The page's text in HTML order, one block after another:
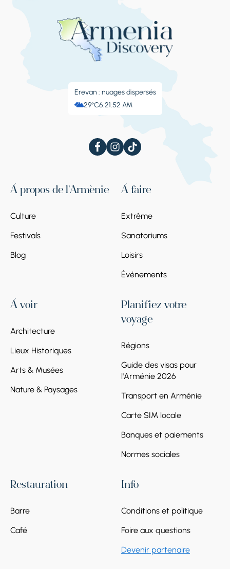
Erevan : nuages ​​dispersés
29°C6:21:53 AM
À propos de l'Arménie
Culture
Festivals
Blog
À faire
Extrême
Sanatoriums
Loisirs
Événements
À voir
Architecture
Lieux Historiques
Arts & Musées
Nature & Paysages
Planifiez votre
voyage
Régions
Guide des visas pour
l'Arménie 2026
Transport en Arménie
Carte SIM locale
Banques et paiements
Normes sociales
Restauration
Barre
Café
Info
Conditions et politique
Foire aux questions
Devenir partenaire